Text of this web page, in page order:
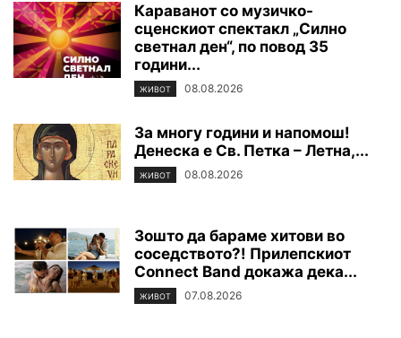
Караванот со музичко-
сценскиот спектакл „Силно
светнал ден“, по повод 35
години...
ЖИВОТ 08.08.2026
За многу години и напомош!
Денеска е Св. Петка – Летна,...
ЖИВОТ 08.08.2026
Зошто да бараме хитови во
соседството?! Прилепскиот
Connect Band докажа дека...
ЖИВОТ 07.08.2026